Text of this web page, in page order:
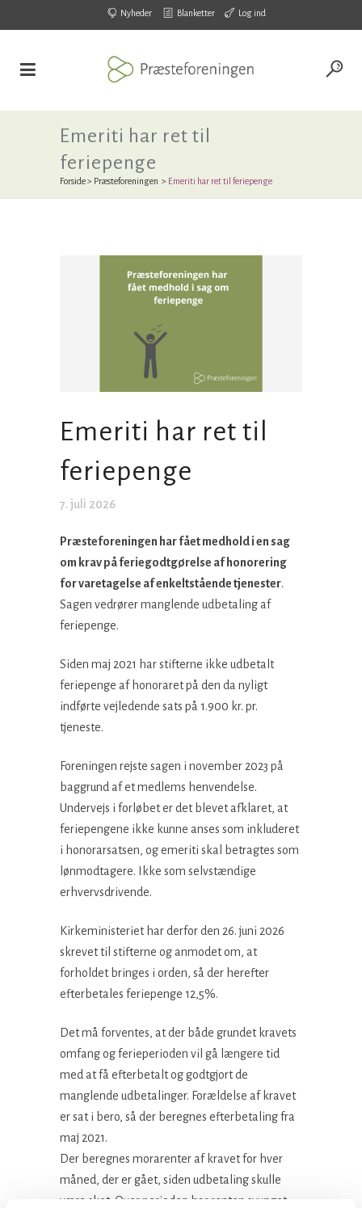
Nyheder Blanketter Log ind
Emeriti har ret til
feriepenge
Forside> Præsteforeningen > Emeriti har ret til feriepenge
Emeriti har ret til
feriepenge
7. juli 2026
Præsteforeningen har fået medhold i en sag
om krav på feriegodtgørelse af honorering
for varetagelse af enkeltstående tjenester.
Sagen vedrører manglende udbetaling af
feriepenge.
Siden maj 2021 har stifterne ikke udbetalt
feriepenge af honoraret på den da nyligt
indførte vejledende sats på 1.900 kr. pr.
tjeneste.
Foreningen rejste sagen i november 2023 på
baggrund af et medlems henvendelse.
Undervejs i forløbet er det blevet afklaret, at
feriepengene ikke kunne anses som inkluderet
i honorarsatsen, og emeriti skal betragtes som
lønmodtagere. Ikke som selvstændige
erhvervsdrivende.
Kirkeministeriet har derfor den 26. juni 2026
skrevet til stifterne og anmodet om, at
forholdet bringes i orden, så der herefter
efterbetales feriepenge 12,5%.
Det må forventes, at der både grundet kravets
omfang og ferieperioden vil gå længere tid
med at få efterbetalt og godtgjort de
manglende udbetalinger. Forældelse af kravet
er sat i bero, så der beregnes efterbetaling fra
maj 2021.
Der beregnes morarenter af kravet for hver
måned, der er gået, siden udbetaling skulle
være sket. Over perioden har renten svunget